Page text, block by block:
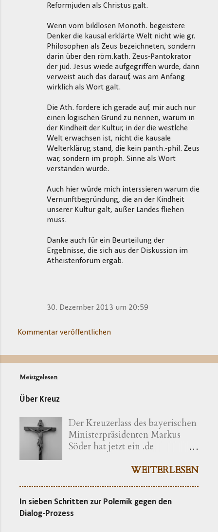
Reformjuden als Christus galt.
Wenn vom bildlosen Monoth. begeistere
Denker die kausal erklärte Welt nicht wie gr.
Philosophen als Zeus bezeichneten, sondern
darin über den röm.kath. Zeus-Pantokrator
der jüd. Jesus wiede aufgegriffen wurde, dann
verweist auch das darauf, was am Anfang
wirklich als Wort galt.
Die Ath. fordere ich gerade auf, mir auch nur
einen logischen Grund zu nennen, warum in
der Kindheit der Kultur, in der die westlche
Welt erwachsen ist, nicht die kausale
Welterklärug stand, die kein panth.-phil. Zeus
war, sondern im proph. Sinne als Wort
verstanden wurde.
Auch hier würde mich interssieren warum die
Vernunftbegründung, die an der Kindheit
unserer Kultur galt, außer Landes fliehen
muss.
Danke auch für ein Beurteilung der
Ergebnisse, die sich aus der Diskussion im
Atheistenforum ergab.
30. Dezember 2013 um 20:59
Kommentar veröffentlichen
Meistgelesen
Über Kreuz
Der Kreuzerlass des bayerischen
Ministerpräsidenten Markus
Söder hat jetzt ein .de
Der Vorgang gibt sich im
erkennen. Die »Ökumenische
Erklärung katholischer und
WEITERLESEN
In sieben Schritten zur Polemik gegen den
Dialog-Prozess